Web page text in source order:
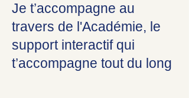
Je t’accompagne au
travers de l'Académie, le
support interactif qui
t’accompagne tout du long